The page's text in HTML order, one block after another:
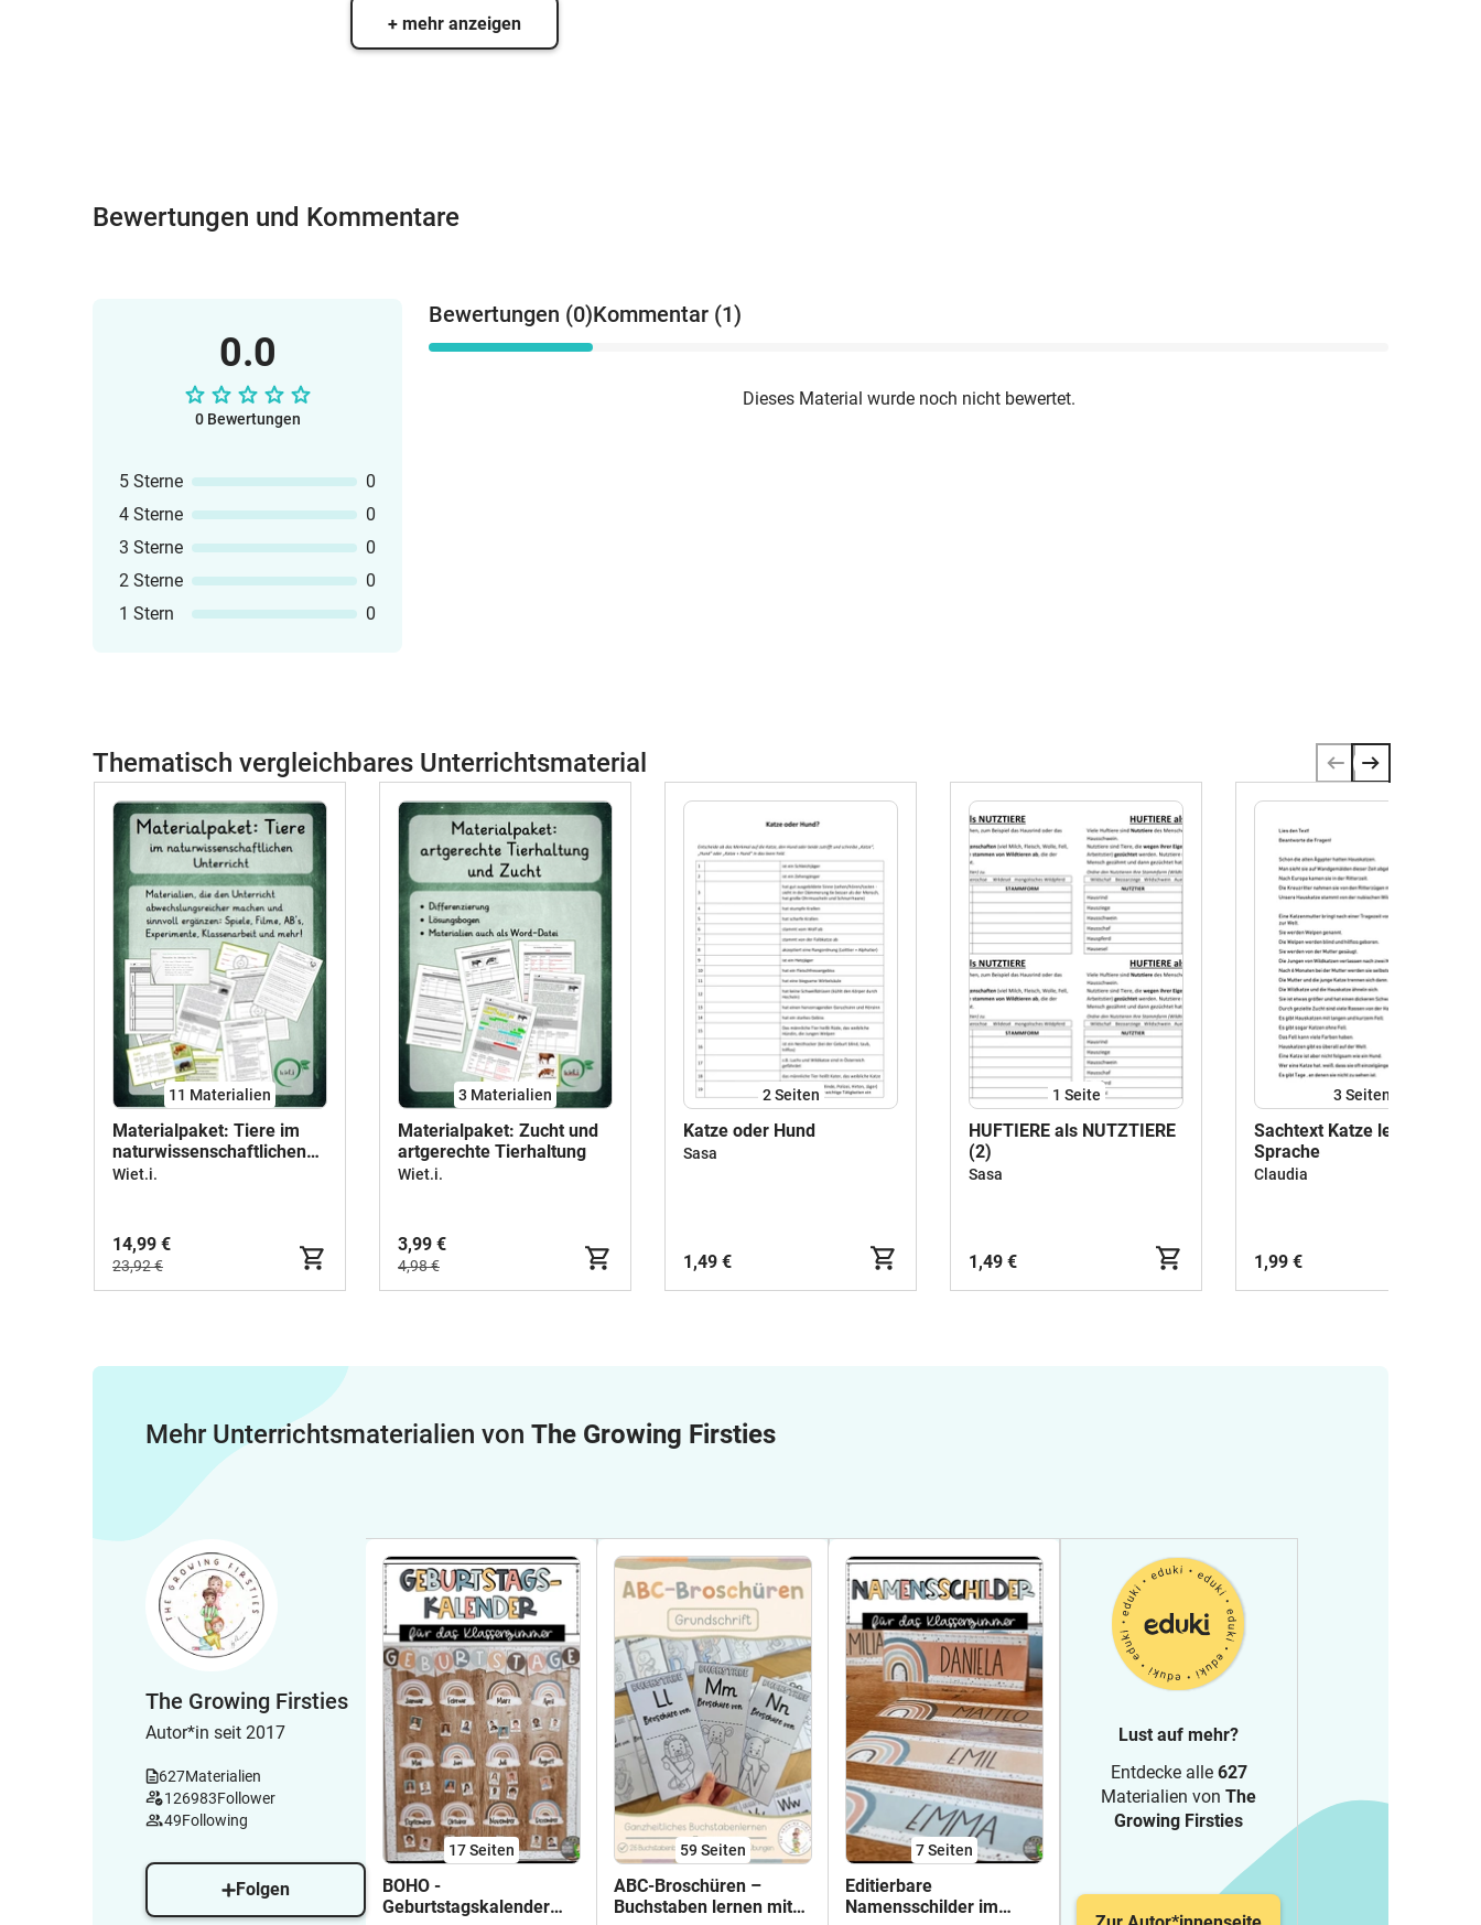
+ mehr anzeigen
Bewertungen und Kommentare
0.0
0 Bewertungen
5 Sterne
0
4 Sterne
0
3 Sterne
0
2 Sterne
0
1 Stern
0
Bewertungen (0)Kommentar (1)
Dieses Material wurde noch nicht bewertet.
Thematisch vergleichbares Unterrichtsmaterial
11 Materialien
Materialpaket: Tiere im
naturwissenschaftlichen
Unterricht
Wiet.i.
14,99 €
23,92 €
3 Materialien
Materialpaket: Zucht und
artgerechte Tierhaltung
Wiet.i.
3,99 €
4,98 €
2Seiten
Katze oder Hund
Sasa
1,49 €
1 Seite
HUFTIERE als NUTZTIERE
(2)
Sasa
1,49 €
3 Seiten
Sachtext Katze leichte
Sprache
Claudia
1,99 €
Mehr Unterrichtsmaterialien von The Growing Firsties
The Growing Firsties
Autor*in seit 2017
627Materialien
126983Follower
49Following
Folgen
17Seiten
BOHO -
Geburtstagskalender
59Seiten
ABC-Broschüren –
Buchstaben lernen mit
7Seiten
Editierbare
Namensschilder im
Lust auf mehr?
Entdecke alle 627
Materialien von The
Growing Firsties